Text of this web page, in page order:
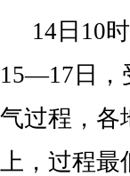
14日10
15—17日，
气过程，
上，过程